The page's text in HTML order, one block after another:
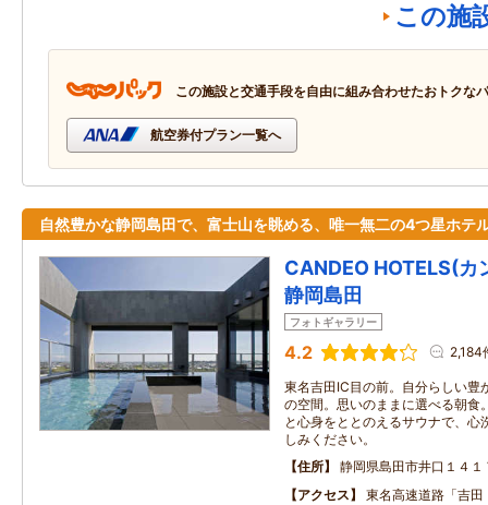
この施
この施設と交通手段を自由に組み合わせたおトクな
航空券付プラン一覧へ
自然豊かな静岡島田で、富士山を眺める、唯一無二の4つ星ホテ
CANDEO HOTELS(
静岡島田
フォトギャラリー
4.2 2,184
東名吉田IC目の前。自分らしい豊
の空間。思いのままに選べる朝食
と心身をととのえるサウナで、心
しみください。
住所
静岡県島田市井口１４１
アクセス
東名高速道路「吉